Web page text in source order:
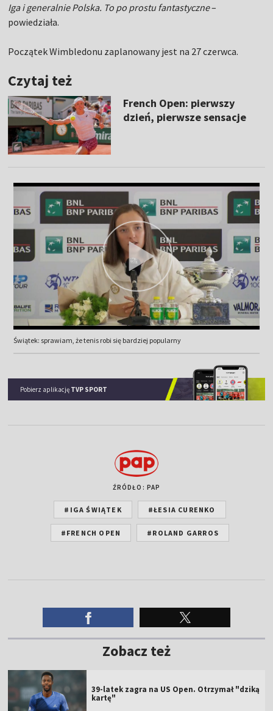
Iga i generalnie Polska. To po prostu fantastyczne–
powiedziała.
Początek Wimbledonu zaplanowany jest na 27 czerwca.
Czytaj też
French Open: pierwszy
dzień, pierwsze sensacje
Świątek: sprawiam, że tenis robi się bardziej popularny
Pobierz aplikację TVP SPORT
ŹRÓDŁO: PAP
#IGA ŚWIĄTEK #ŁESIA CURENKO
#FRENCH OPEN #ROLAND GARROS
Zobacz też
39-latek zagra na US Open. Otrzymał "dziką
kartę"